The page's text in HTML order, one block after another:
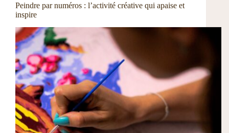
Peindre par numéros : l’activité créative qui apaise et
inspire